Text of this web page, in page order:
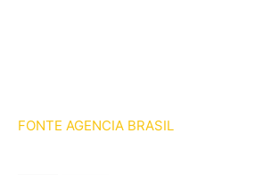
FONTE AGENCIA BRASIL